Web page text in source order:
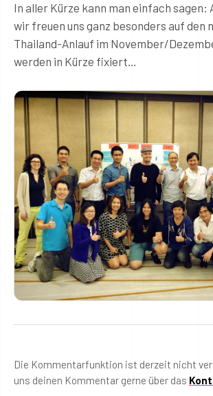
In aller Kürze kann man einfach sagen:
wir freuen uns ganz besonders auf den
Thailand-Anlauf im November/
werden in Kürze fixiert…
Die Kommentarfunktion ist derzeit nicht
uns deinen Kommentar gerne über das